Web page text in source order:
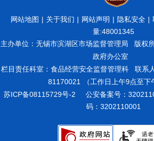
网站地图 | 关于我们 | 网站声明 | 隐私安全 |
量:48001345
主办单位：无锡市滨湖区市场监督管理局
版权
政府办公室
栏目责任科室：食品经营安全监督管理科 联系
81170021
（工作日上午9点至下
苏ICP备08115729号-2
公安备案号：
码：3202110001